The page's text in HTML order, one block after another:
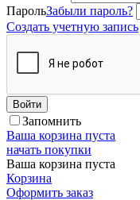
ПарольЗабыли пароль?
Создать учетную запись
Войти
Запомнить
Ваша корзина пуста
начать покупки
Ваша корзина пуста
Корзина
Оформить заказ